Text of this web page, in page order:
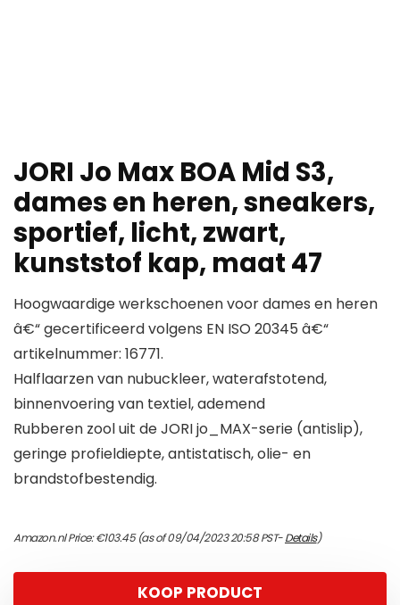
JORI Jo Max BOA Mid S3,
dames en heren, sneakers,
sportief, licht, zwart,
kunststof kap, maat 47
Hoogwaardige werkschoenen voor dames en heren
â€“ gecertificeerd volgens EN ISO 20345 â€“
artikelnummer: 16771.
Halflaarzen van nubuckleer, waterafstotend,
binnenvoering van textiel, ademend
Rubberen zool uit de JORI jo_MAX-serie (antislip),
geringe profieldiepte, antistatisch, olie- en
brandstofbestendig.
Amazon.nl Price:€103.45(as of 09/04/2023 20:58 PST-Details)
KOOP PRODUCT